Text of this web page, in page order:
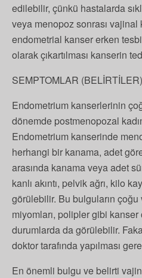
edilebilir, çünkü hastalarda
veya menopoz sonrası
endometrial kanser erken
olarak çıkartılması kanserin
SEMPTOMLAR (BELİRTİLER)
Endometrium kanserlerinin
dönemde postmenopozal
Endometrium kanserinde
herhangi bir kanama, adet
arasında kanama veya adet
kanlı akıntı, pelvik ağrı, kilo
görülebilir. Bu bulguların
miyomları, polipler gibi
durumlarda da görülebilir.
doktor tarafında yapılması
En önemli bulgu ve belirti